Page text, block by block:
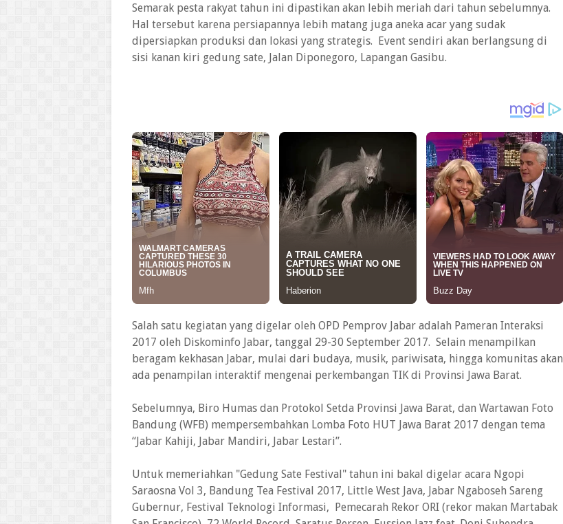
Semarak pesta rakyat tahun ini dipastikan akan lebih meriah dari tahun sebelumnya.
Hal tersebut karena persiapannya lebih matang juga aneka acar yang sudak
dipersiapkan produksi dan lokasi yang strategis. Event sendiri akan berlangsung di
sisi kanan kiri gedung sate, Jalan Diponegoro, Lapangan Gasibu.
Salah satu kegiatan yang digelar oleh OPD Pemprov Jabar adalah Pameran Interaksi
2017 oleh Diskominfo Jabar, tanggal 29-30 September 2017. Selain menampilkan
beragam kekhasan Jabar, mulai dari budaya, musik, pariwisata, hingga komunitas akan
ada penampilan interaktif mengenai perkembangan TIK di Provinsi Jawa Barat.
Sebelumnya, Biro Humas dan Protokol Setda Provinsi Jawa Barat, dan Wartawan Foto
Bandung (WFB) mempersembahkan Lomba Foto HUT Jawa Barat 2017 dengan tema
“Jabar Kahiji, Jabar Mandiri, Jabar Lestari”.
Untuk memeriahkan "Gedung Sate Festival" tahun ini bakal digelar acara Ngopi
Saraosna Vol 3, Bandung Tea Festival 2017, Little West Java, Jabar Ngaboseh Sareng
Gubernur, Festival Teknologi Informasi, Pemecarah Rekor ORI (rekor makan Martabak